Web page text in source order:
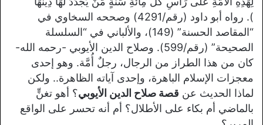
). رواه أبو داود (رقم/4291) وصححه السخاوي في
“المقاصد الحسنة” (149)، والألباني في “السلسلة
الصحيحة” (رقم/599). وصلاح الدين الأيوبي -رحمه الله-
كان من هذا الطراز من الرجال، رجلٌ أُمَّة. وهو إحدى
معجزات الإسلام الباهرة، وإحدى آياته الظاهرة.. ولكن
لماذا الحديث عن قصة صلاح الدين الأيوبي؟ أهو تغنٍّ
بالماضي أم بكاء على الأطلال؟ أم أنه تحسر على الواقع